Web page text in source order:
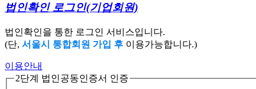
법인확인 로그인(기업회원)
법인확인을 통한 로그인 서비스입니다.
(단, 서울시 통합회원 가입 후 이용가능합니다.)
이용안내
2단계 법인공동인증서 인증